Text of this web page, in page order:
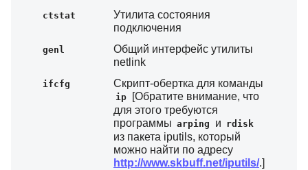
ctstat
Утилита состояния
подключения
genl
Общий интерфейс утилиты
netlink
ifcfg Скрипт-обертка для команды
ip
[Обратите внимание, что
для этого требуются
программы arping и rdisk
из пакета iputils, который
можно найти по адресу
http://www.skbuff.net/iputils/.]